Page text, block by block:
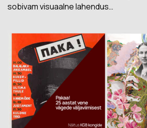
sobivam visuaalne lahendus…